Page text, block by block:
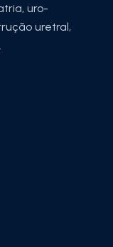
uro-
uretral,